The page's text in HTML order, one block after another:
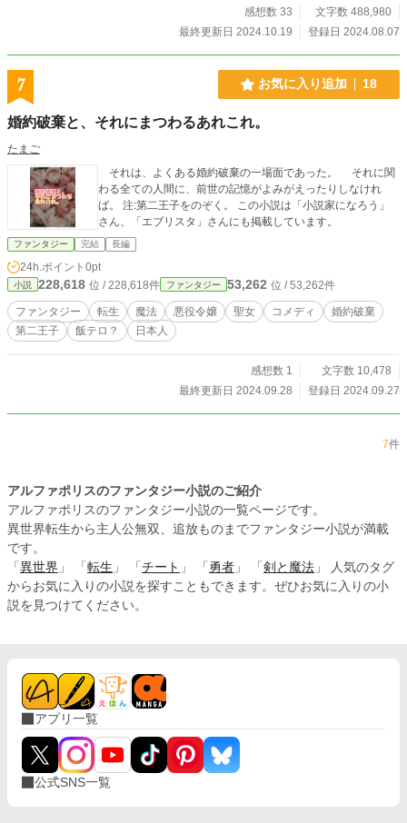
感想数 33
文字数 488,980
最終更新日 2024.10.19
登録日 2024.08.07
7 お気に入り追加 18
婚約破棄と、それにまつわるあれこれ。
たまご
それは、よくある婚約破棄の一場面であった。 それに関
わる全ての人間に、前世の記憶がよみがえったりしなけれ
ば。 注:第二王子をのぞく。 この小説は「小説家になろう」
さん、「エブリスタ」さんにも掲載しています。
ファンタジー 完結 長編
24h.ポイント 0pt
小説 228,618 位 / 228,618件 ファンタジー 53,262 位 / 53,262件
ファンタジー 転生 魔法 悪役令嬢 聖女 コメディ
婚約破棄
第二王子
飯テロ？ 日本人
感想数 1
文字数 10,478
最終更新日 2024.09.28
登録日 2024.09.27
7件
アルファポリスのファンタジー小説のご紹介
アルファポリスのファンタジー小説の一覧ページです。
異世界転生から主人公無双、追放ものまでファンタジー小説が満載
です。
「 異世界 」 「 転生 」 「 チート 」 「 勇者 」 「 剣と魔法 」 人気のタグ
からお気に入りの小説を探すこともできます。ぜひお気に入りの小
説を見つけてください。
アプリ一覧
公式SNS一覧